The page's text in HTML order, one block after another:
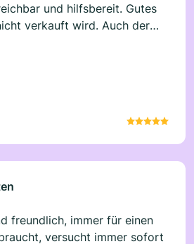
und hilfsbereit. Gutes
verkauft wird. Auch der
freundlich, immer für einen
versucht immer sofort